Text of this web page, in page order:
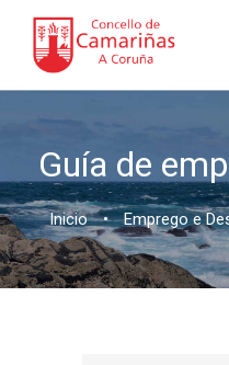
Guía de
Inicio • Emprego e